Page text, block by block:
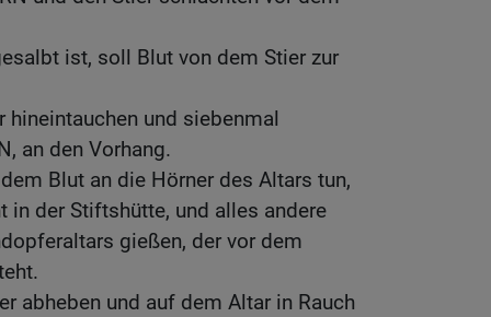
ist, soll Blut von dem Stier zur
und siebenmal
an den Vorhang.
Blut an die Hörner des Altars tun,
in der Stiftshütte, und alles andere
gießen, der vor dem
abheben und auf dem Altar in Rauch